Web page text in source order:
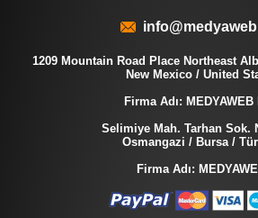
1209 Mountain Road Place Northeast
New Mexico / United
Firma Adı: MEDYAWEB
Selimiye Mah. Tarhan Sok.
Osmangazi / Bursa /
Firma Adı: